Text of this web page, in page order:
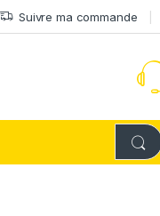
Suivre ma commande